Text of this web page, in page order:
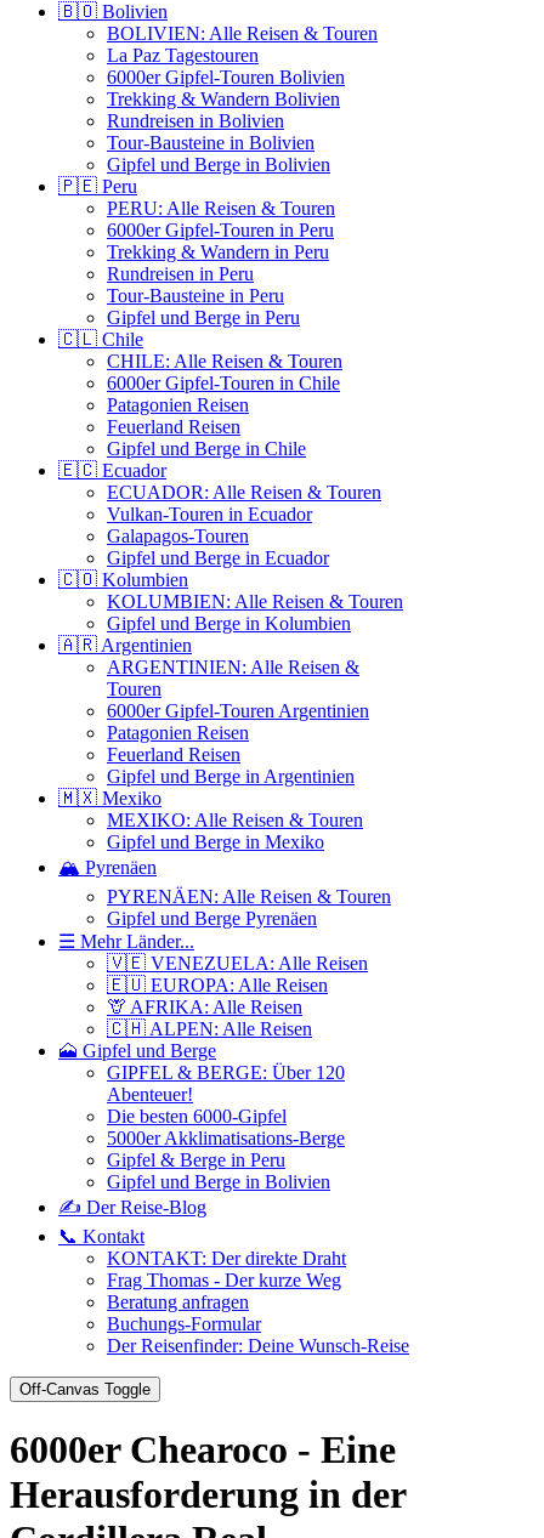
🇧🇴 Bolivien
BOLIVIEN: Alle Reisen & Touren
La Paz Tagestouren
6000er Gipfel-Touren Bolivien
Trekking & Wandern Bolivien
Rundreisen in Bolivien
Tour-Bausteine in Bolivien
Gipfel und Berge in Bolivien
🇵🇪 Peru
PERU: Alle Reisen & Touren
6000er Gipfel-Touren in Peru
Trekking & Wandern in Peru
Rundreisen in Peru
Tour-Bausteine in Peru
Gipfel und Berge in Peru
🇨🇱 Chile
CHILE: Alle Reisen & Touren
6000er Gipfel-Touren in Chile
Patagonien Reisen
Feuerland Reisen
Gipfel und Berge in Chile
🇪🇨 Ecuador
ECUADOR: Alle Reisen & Touren
Vulkan-Touren in Ecuador
Galapagos-Touren
Gipfel und Berge in Ecuador
🇨🇴 Kolumbien
KOLUMBIEN: Alle Reisen & Touren
Gipfel und Berge in Kolumbien
🇦🇷 Argentinien
ARGENTINIEN: Alle Reisen &
Touren
6000er Gipfel-Touren Argentinien
Patagonien Reisen
Feuerland Reisen
Gipfel und Berge in Argentinien
🇲🇽 Mexiko
MEXIKO: Alle Reisen & Touren
Gipfel und Berge in Mexiko
🏔️ Pyrenäen
PYRENÄEN: Alle Reisen & Touren
Gipfel und Berge Pyrenäen
☰ Mehr Länder...
🇻🇪 VENEZUELA: Alle Reisen
🇪🇺 EUROPA: Alle Reisen
🦒 AFRIKA: Alle Reisen
🇨🇭 ALPEN: Alle Reisen
🗻 Gipfel und Berge
GIPFEL & BERGE: Über 120
Abenteuer!
Die besten 6000-Gipfel
5000er Akklimatisations-Berge
Gipfel & Berge in Peru
Gipfel und Berge in Bolivien
✍️ Der Reise-Blog
📞 Kontakt
KONTAKT: Der direkte Draht
Frag Thomas - Der kurze Weg
Beratung anfragen
Buchungs-Formular
Der Reisenfinder: Deine Wunsch-Reise
Off-Canvas Toggle
6000er Chearoco - Eine
Herausforderung in der